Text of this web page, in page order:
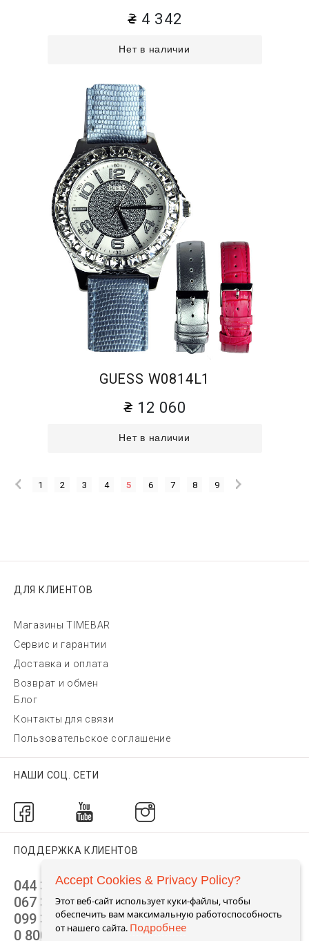
4 342
Нет в наличии
GUESS W0814L1
12 060
Нет в наличии
1 2 3 4 5 6 7 8 9
ДЛЯ КЛИЕНТОВ
Магазины TIMEBAR
Сервис и гарантии
Доставка и оплата
Возврат и обмен
Блог
Контакты для связи
Пользовательское соглашение
НАШИ СОЦ. СЕТИ
ПОДДЕРЖКА КЛИЕНТОВ
044 392 44 45
067 344 14 44 (viber)
099 399 23 80
0 800 305 805
Accept Cookies & Privacy Policy?
Этот веб-сайт использует куки-файлы, чтобы
обеспечить вам максимальную работоспособность
от нашего сайта. Подробнее